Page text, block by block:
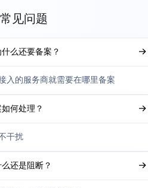
常见问题
么还要备案？
入的服务商就需要在哪里备案
何处理？
干扰
还是阻断？